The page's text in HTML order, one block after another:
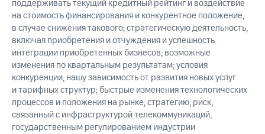
поддерживать текущий кредитный рейтинг и воздействие
на стоимость финансирования и конкурентное положение,
в случае снижения такового; стратегическую деятельность,
включая приобретения и отчуждения и успешность
интеграции приобретенных бизнесов; возможные
изменения по квартальным результатам; условия
конкуренции; нашу зависимость от развития новых услуг
и тарифных структур; быстрые изменения технологических
процессов и положения на рынке; стратегию; риск,
связанный с инфраструктурой телекоммуникаций,
государственным регулированием индустрии